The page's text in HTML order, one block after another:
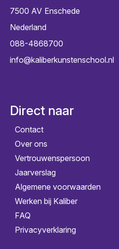
7500 AV Enschede
Nederland
088-4868700
info@kaliberkunstenschool.nl
Direct naar
Contact
Over ons
Vertrouwenspersoon
Jaarverslag
Algemene voorwaarden
Werken bij Kaliber
FAQ
Privacyverklaring